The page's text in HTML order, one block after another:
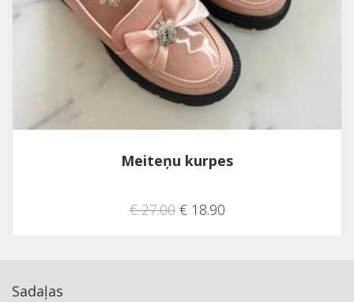
Meiteņu kurpes
€ 27.00€ 18.90
Sadaļas